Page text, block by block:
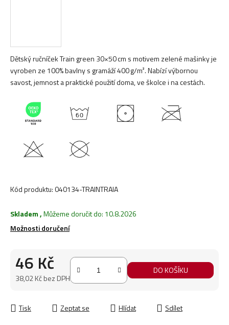
Dětský ručníček Train green 30×50 cm s motivem zelené mašinky je
vyroben ze 100% bavlny s gramáží 400 g/m². Nabízí výbornou
savost, jemnost a praktické použití doma, ve školce i na cestách.
Kód produktu:040134-TRAINTRAIA
Skladem,Můžeme doručit do: 10.8.2026
Možnosti doručení
46 Kč
38,02 Kč bez DPH
DO KOŠÍKU
Tisk Zeptat se Hlídat Sdílet